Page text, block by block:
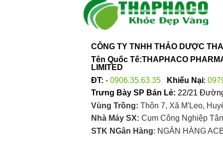
CÔNG TY TNHH THẢO DƯỢC
Tên Quốc Tế:THAPHACO
LIMITED
ĐT: - 0906.35.63.35 Khiếu Nại:
Trưng Bày SP Bán Lẻ: 22/21
Vùng Trồng: Thôn 7, Xã M'Leo,
Nhà Máy SX: Cụm Công Nghiệp
STK NGân Hàng: NGÂN HÀNG